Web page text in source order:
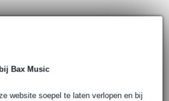
Bax Music
website soepel te laten verlopen en bij